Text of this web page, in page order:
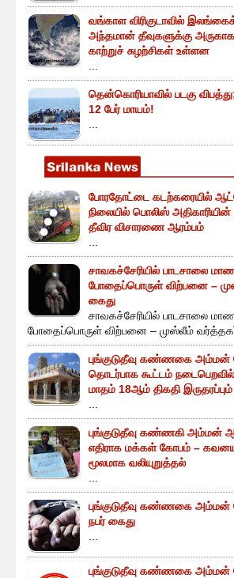
வங்காள விரிகுடாவில்
அந்தமான் தீவுகளுக்கு
காற்றுச் சுழற்சிகள் உள்ளன
தென்கொரியாவில் படகு விபத்து;
12 பேர் மாயம்!
போரதோட்டை கடற்கரையில்
நிலையில் பொலிஸ்
தீவிர விசாரணை ஆரம்பம்
சாவகச்சேரியில் பாடசாலை
போதைப்பொருள் விற்பனை –
கைது
சாவகச்சேரியில் பாடசாலை
போதைப்பொருள் விற்பனை – முஸ்லீம் வர்த்தகர்
புங்குடுதீவு கண்ணகை அம்மன்
தொடர்பாக கூட்டம்
மாதம் 18ஆம் திகதி
புங்குடுதீவு கண்ணகி அம்மன்
எதிராக மக்கள் கோபம் –
மூலமாக வலியுறுத்தல்
புங்குடுதீவு கண்ணகை அம்மன்
நபர் கைது
புங்குடுதீவு கண்ணகை அம்மன்